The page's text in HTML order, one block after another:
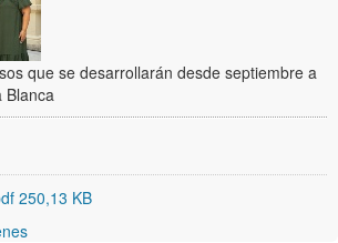
que se desarrollarán desde septiembre a
Blanca
250,13 KB